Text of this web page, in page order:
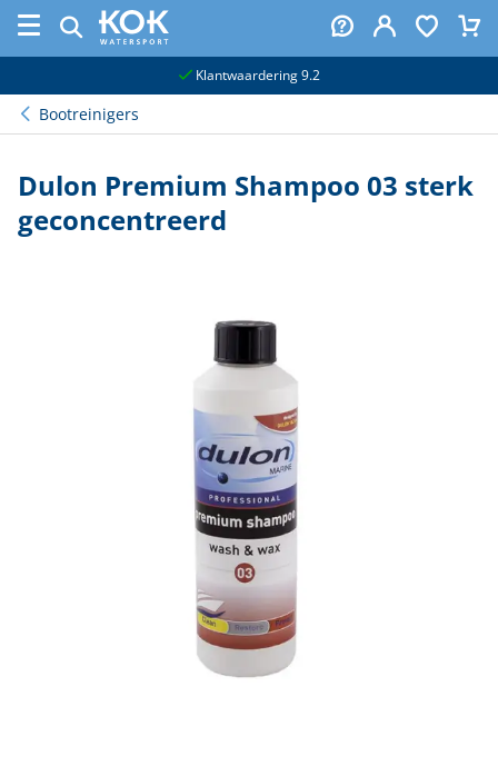
Klantwaardering 9.2
Bootreinigers
Dulon Premium Shampoo 03 sterk
geconcentreerd